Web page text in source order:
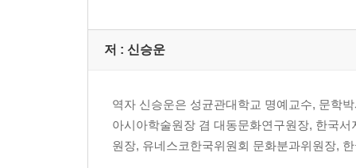
제8절 명：경전 주석의 쇠퇴
제9절 청：경학의 부흥과 주석학 이론의 발전
재판 후기
인명 해설
저 : 신승운
역자 신승운은 성균관대학교 명예교수, 문학
아시아학술원장 겸 대동문화연구원장, 한국
원장, 유네스코한국위원회 문화분과위원장,